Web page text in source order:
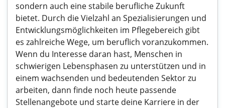
sondern auch eine stabile berufliche Zukunft
bietet. Durch die Vielzahl an Spezialisierungen und
Entwicklungsmöglichkeiten im Pflegebereich gibt
es zahlreiche Wege, um beruflich voranzukommen.
Wenn du Interesse daran hast, Menschen in
schwierigen Lebensphasen zu unterstützen und in
einem wachsenden und bedeutenden Sektor zu
arbeiten, dann finde noch heute passende
Stellenangebote und starte deine Karriere in der